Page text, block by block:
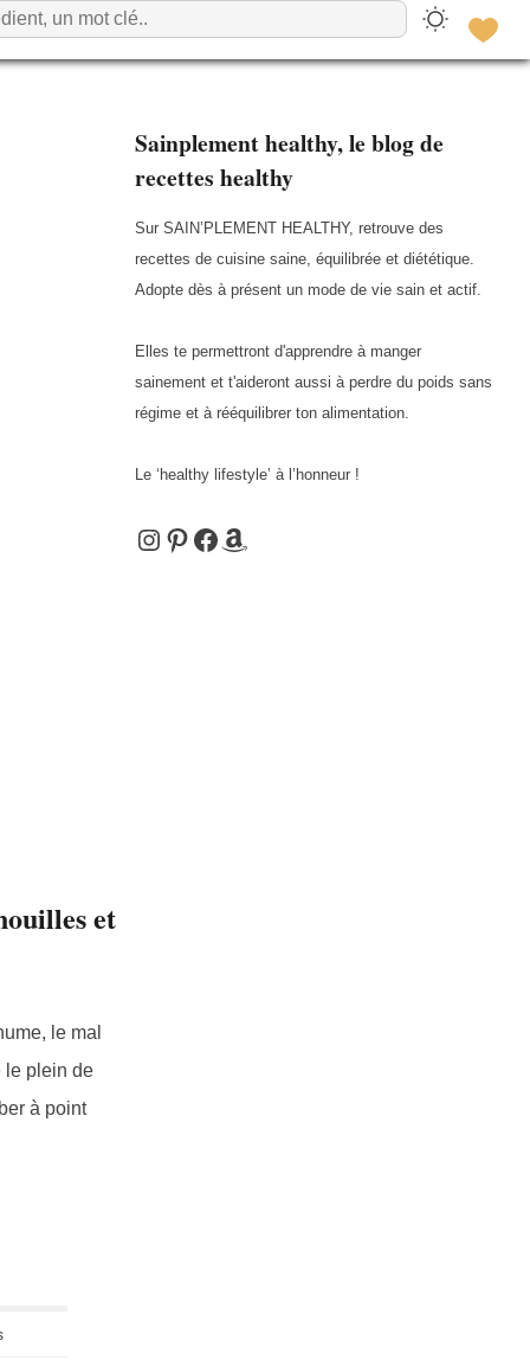
Sainplement healthy, le blog de
recettes healthy
Sur SAIN’PLEMENT HEALTHY, retrouve des
recettes de cuisine saine, équilibrée et diététique.
Adopte dès à présent un mode de vie sain et actif.
Elles te permettront d'apprendre à manger
sainement et t'aideront aussi à perdre du poids sans
régime et à rééquilibrer ton alimentation.
Le ‘healthy lifestyle’ à l’honneur !
Instagram
Pinterest
Facebook
Amazon
et
le mal
le plein de
à point